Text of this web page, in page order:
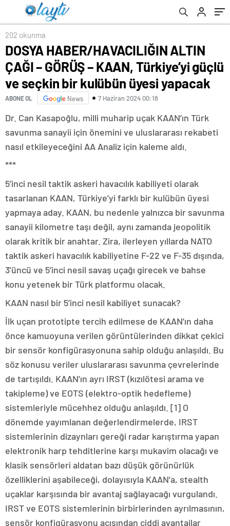
bir kulübün üyesi yapacak
202 okunma
DOSYA HABER/HAVACILIĞIN ALTIN
ÇAĞI – GÖRÜŞ – KAAN, Türkiye’yi güçlü
ve seçkin bir kulübün üyesi yapacak
ABONE OL News 7 Haziran 2024 00:18
Dr. Can Kasapoğlu, milli muharip uçak KAAN’ın Türk
savunma sanayii için önemini ve uluslararası rekabeti
nasıl etkileyeceğini AA Analiz için kaleme aldı.
***
5’inci nesil taktik askeri havacılık kabiliyeti olarak
tasarlanan KAAN, Türkiye’yi farklı bir kulübün üyesi
yapmaya aday. KAAN, bu nedenle yalnızca bir savunma
sanayii kilometre taşı değil, aynı zamanda jeopolitik
olarak kritik bir anahtar. Zira, ilerleyen yıllarda NATO
taktik askeri havacılık kabiliyetine F-22 ve F-35 dışında,
3’üncü ve 5’inci nesil savaş uçağı girecek ve bahse
konu yetenek bir Türk platformu olacak.
KAAN nasıl bir 5’inci nesil kabiliyet sunacak?
İlk uçan prototipte tercih edilmese de KAAN’ın daha
önce kamuoyuna verilen görüntülerinden dikkat çekici
bir sensör konfigürasyonuna sahip olduğu anlaşıldı. Bu
söz konusu veriler uluslararası savunma çevrelerinde
de tartışıldı. KAAN’ın ayrı IRST (kızılötesi arama ve
takipleme) ve EOTS (elektro-optik hedefleme)
sistemleriyle mücehhez olduğu anlaşıldı. [1] O
dönemde yayımlanan değerlendirmelerde, IRST
sistemlerinin dizaynları gereği radar karıştırma yapan
elektronik harp tehditlerine karşı mukavim olacağı ve
klasik sensörleri aldatan bazı düşük görünürlük
özelliklerini aşabileceği, dolayısıyla KAAN’a, stealth
uçaklar karşısında bir avantaj sağlayacağı vurgulandı.
IRST ve EOTS sistemlerinin birbirlerinden ayrılmasının,
sensör konfigürasyonu açısından ciddi avantajlar